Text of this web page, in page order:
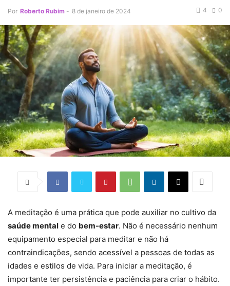
Por Roberto Rubim - 8 de janeiro de 2024 0
4
A meditação é uma prática que pode auxiliar no cultivo da
saúde mental e do bem-estar. Não é necessário nenhum
equipamento especial para meditar e não há
contraindicações, sendo acessível a pessoas de todas as
idades e estilos de vida. Para iniciar a meditação, é
importante ter persistência e paciência para criar o hábito.